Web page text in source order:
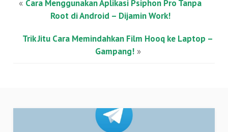
« Cara Menggunakan Aplikasi Psiphon Pro Tanpa
Root di Android – Dijamin Work!
Trik Jitu Cara Memindahkan Film Hooq ke Laptop –
Gampang!»